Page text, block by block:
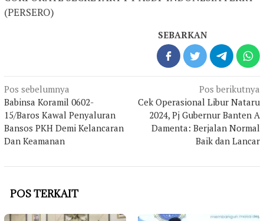
(PERSERO)
SEBARKAN
Navigasi
pos
Pos sebelumnya
Babinsa Koramil 0602-
15/Baros Kawal Penyaluran
Bansos PKH Demi Kelancaran
Dan Keamanan
Pos berikutnya
Cek Operasional Libur Nataru
2024, Pj Gubernur Banten A
Damenta: Berjalan Normal
Baik dan Lancar
POS TERKAIT